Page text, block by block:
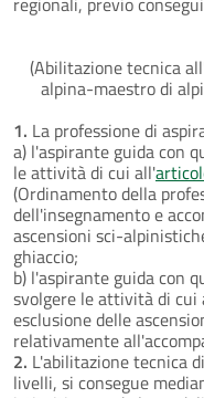
(Abilitazione tecnica
alpina-maestro di
1. La professione di
a) l'aspirante guida con
le attività di cui all'
(Ordinamento della
dell'insegnamento e
ascensioni sci-
ghiaccio;
b) l'aspirante guida con
svolgere le attività di cui
esclusione delle
relativamente
2. L'abilitazione tecnica
livelli, si consegue